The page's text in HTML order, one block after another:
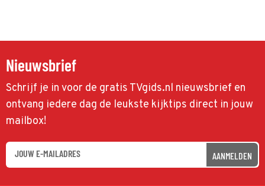
Nieuwsbrief
Schrijf je in voor de gratis TVgids.nl nieuwsbrief en
ontvang iedere dag de leukste kijktips direct in jouw
mailbox!
AANMELDEN